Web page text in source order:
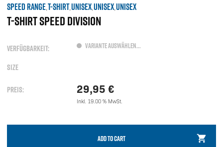
SPEED RANGE,T-SHIRT,UNISEX,UNISEX,UNISEX
T-SHIRT SPEED DIVISION
VERFÜGBARKEIT: VARIANTE AUSWÄHLEN...
SIZE
PREIS: 29,95 €
Inkl. 19.00 % MwSt.
ADD TO CART